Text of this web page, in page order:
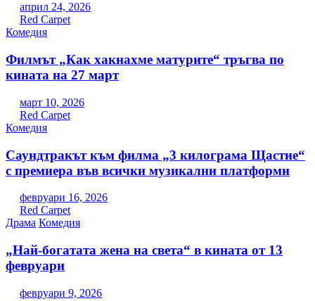
април 24, 2026
Red Carpet
Комедия
Филмът „Как хакнахме матурите“ тръгва по
кината на 27 март
март 10, 2026
Red Carpet
Комедия
Саундтракът към филма „3 килограма Щастие“
с премиера във всички музикални платформи
февруари 16, 2026
Red Carpet
Драма Комедия
„Най-богатата жена на света“ в кината от 13
февруари
февруари 9, 2026